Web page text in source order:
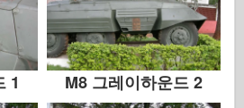
1 M8 그레이하운드 2